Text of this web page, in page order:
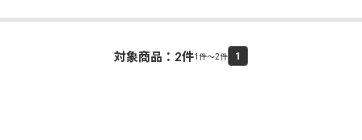
対象商品： 2件1件～2件 1